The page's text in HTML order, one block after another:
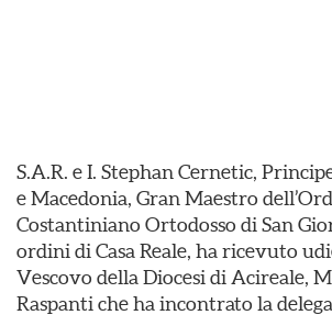
S.A.R. e I. Stephan Cernetic,
e Macedonia, Gran Maestro
Costantiniano Ortodosso di San
ordini di Casa Reale, ha ricevuto
Vescovo della Diocesi di Acireale,
Raspanti che ha incontrato la